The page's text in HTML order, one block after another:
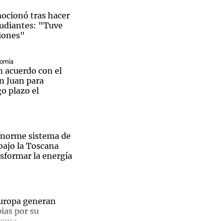
tras hacer
"Tuve
acuerdo con el
Juan para
plazo el
sistema de
la Toscana
la energía
generan
por su